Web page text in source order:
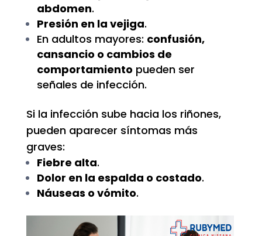
abdomen.
Presión en la vejiga.
En adultos mayores: confusión,
cansancio o cambios de
comportamiento pueden ser
señales de infección.
Si la infección sube hacia los riñones,
pueden aparecer síntomas más
graves:
Fiebre alta.
Dolor en la espalda o costado.
Náuseas o vómito.